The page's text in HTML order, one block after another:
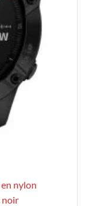
nylon
noir